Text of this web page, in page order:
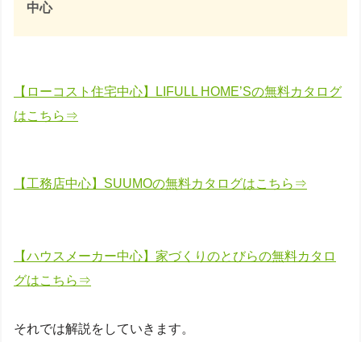
中心
【ローコスト住宅中心】LIFULL HOME’Sの無料カタログ
はこちら⇒
【工務店中心】SUUMOの無料カタログはこちら⇒
【ハウスメーカー中心】家づくりのとびらの無料カタロ
グはこちら⇒
それでは解説をしていきます。